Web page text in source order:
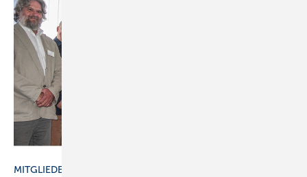
MITGLIEDERVERSAMMLUNG